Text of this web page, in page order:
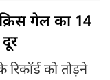
गेल का 14
को तोड़ने